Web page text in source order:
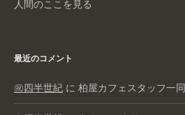
人間のここを見る
最近のコメント
㊗️四半世紀 に 柏屋カフェスタッフ一同